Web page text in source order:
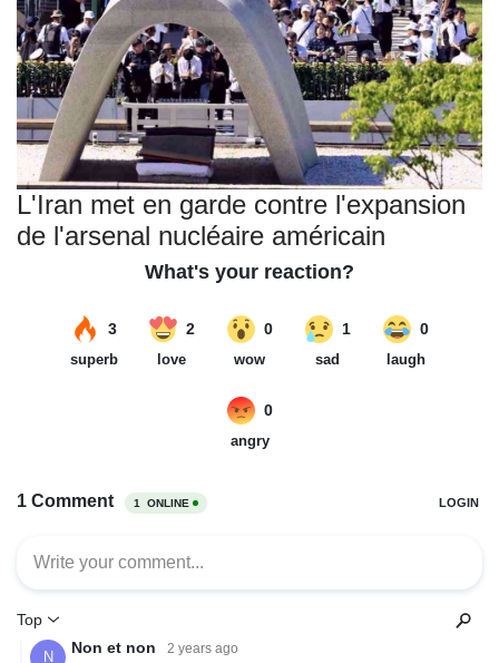
L'Iran met en garde contre l'expansion
de l'arsenal nucléaire américain